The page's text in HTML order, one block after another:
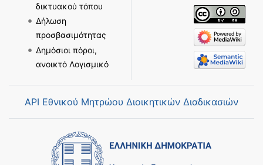
δικτυακού τόπου
Δήλωση
προσβασιμότητας
Δημόσιοι πόροι,
ανοικτό Λογισμικό
API Εθνικού Μητρώου Διοικητικών Διαδικασιών